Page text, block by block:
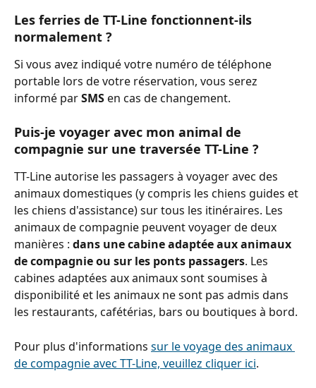
Les ferries de TT-Line fonctionnent-ils
normalement ?
Si vous avez indiqué votre numéro de téléphone
portable lors de votre réservation, vous serez
informé par SMS en cas de changement.
Puis-je voyager avec mon animal de
compagnie sur une traversée TT-Line ?
TT-Line autorise les passagers à voyager avec des
animaux domestiques (y compris les chiens guides et
les chiens d'assistance) sur tous les itinéraires. Les
animaux de compagnie peuvent voyager de deux
manières : dans une cabine adaptée aux animaux
de compagnie ou sur les ponts passagers. Les
cabines adaptées aux animaux sont soumises à
disponibilité et les animaux ne sont pas admis dans
les restaurants, cafétérias, bars ou boutiques à bord.
Pour plus d'informations sur le voyage des animaux
de compagnie avec TT-Line, veuillez cliquer ici.